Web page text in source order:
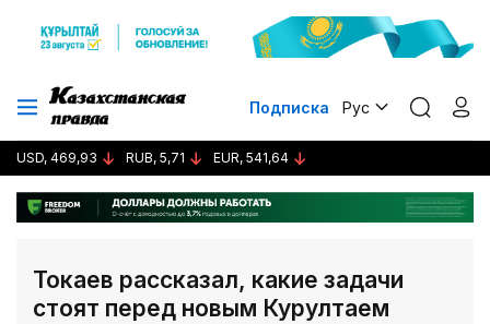
Подписка Рус
USD, 469,93 RUB, 5,71 EUR, 541,64
Токаев рассказал, какие задачи
стоят перед новым Курултаем